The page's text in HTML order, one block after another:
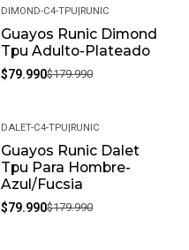
-56%
DIMOND-C4-TPU RUNIC
Guayos Runic Dimond
Tpu Adulto-Plateado
$79.990$179.990
-56%
DALET-C4-TPU RUNIC
Guayos Runic Dalet
Tpu Para Hombre-
Azul/Fucsia
$79.990$179.990